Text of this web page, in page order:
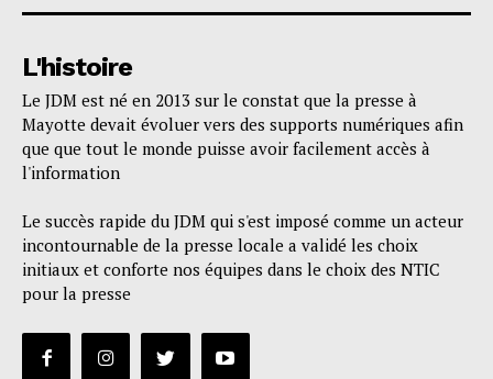
L'histoire
Le JDM est né en 2013 sur le constat que la presse à
Mayotte devait évoluer vers des supports numériques afin
que que tout le monde puisse avoir facilement accès à
l'information
Le succès rapide du JDM qui s'est imposé comme un acteur
incontournable de la presse locale a validé les choix
initiaux et conforte nos équipes dans le choix des NTIC
pour la presse